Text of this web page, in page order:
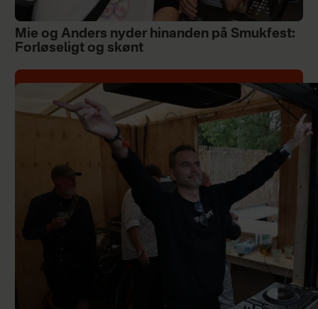
Mie og Anders nyder hinanden på Smukfest:
Forløseligt og skønt